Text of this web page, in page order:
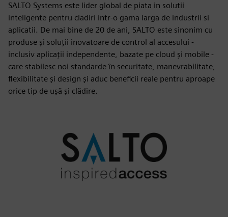
SALTO Systems este lider global de piata in solutii
inteligente pentru cladiri intr-o gama larga de industrii si
aplicatii. De mai bine de 20 de ani, SALTO este sinonim cu
produse și soluții inovatoare de control al accesului -
inclusiv aplicații independente, bazate pe cloud și mobile -
care stabilesc noi standarde în securitate, manevrabilitate,
flexibilitate și design și aduc beneficii reale pentru aproape
orice tip de ușă și clădire.